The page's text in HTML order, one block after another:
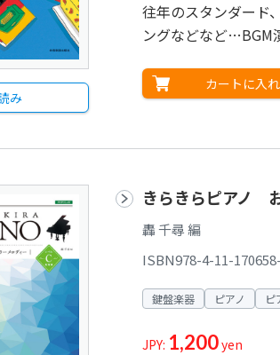
み
往年のスタンダード
ングなどなど…BGM
カートに入
きらきらピアノ
轟 千尋 編
ISBN978-4-11-
鍵盤楽器 ピアノ ピ
JPY: 1,200yen